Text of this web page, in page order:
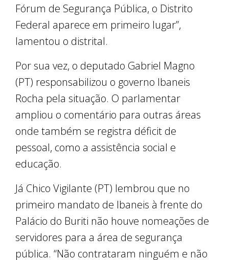
Fórum de Segurança Pública, o Distrito
Federal aparece em primeiro lugar”,
lamentou o distrital.
Por sua vez, o deputado Gabriel Magno
(PT) responsabilizou o governo Ibaneis
Rocha pela situação. O parlamentar
ampliou o comentário para outras áreas
onde também se registra déficit de
pessoal, como a assistência social e
educação.
Já Chico Vigilante (PT) lembrou que no
primeiro mandato de Ibaneis à frente do
Palácio do Buriti não houve nomeações de
servidores para a área de segurança
pública. “Não contrataram ninguém e não